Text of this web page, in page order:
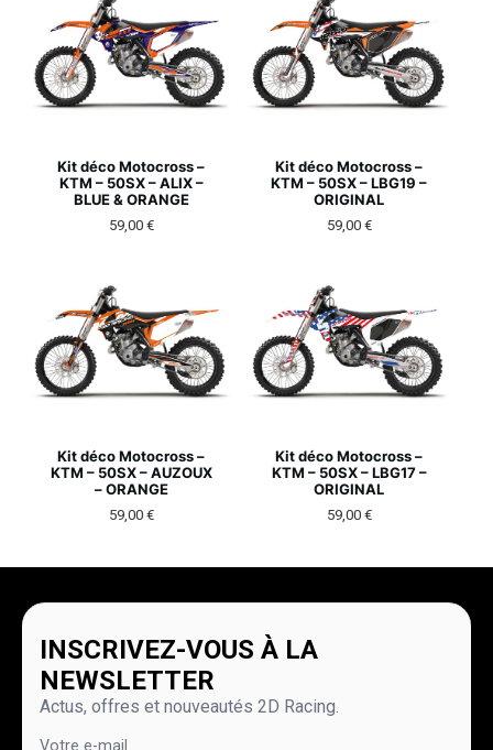
Kit déco Motocross –
KTM – 50SX – ALIX –
BLUE & ORANGE
59,00 €
Kit déco Motocross –
KTM – 50SX – LBG19 –
ORIGINAL
59,00 €
Kit déco Motocross –
KTM – 50SX – AUZOUX
– ORANGE
59,00 €
Kit déco Motocross –
KTM – 50SX – LBG17 –
ORIGINAL
59,00 €
INSCRIVEZ-VOUS À LA
NEWSLETTER
Actus, offres et nouveautés 2D Racing.
Votre e-mail